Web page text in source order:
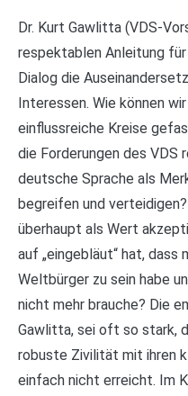
Dr. Kurt Gawlitta (VDS-
respektablen Anleitung
Dialog die
Interessen. Wie können
einflussreiche Kreise
die Forderungen des VDS
deutsche Sprache als
begreifen und
überhaupt als Wert
auf „eingebläut“ hat, dass
Weltbürger zu sein habe
nicht mehr brauche? Die
Gawlitta, sei oft so stark,
robuste Zivilität mit ihren
einfach nicht erreicht. Im